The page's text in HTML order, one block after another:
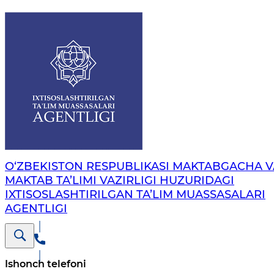
O‘ZBEKISTON RESPUBLIKASI MAKTABGACHA
MAKTAB TA’LIMI VAZIRLIGI HUZURIDAGI
IXTISOSLASHTIRILGAN TA’LIM MUASSASALARI
AGENTLIGI
Ishonch telefoni